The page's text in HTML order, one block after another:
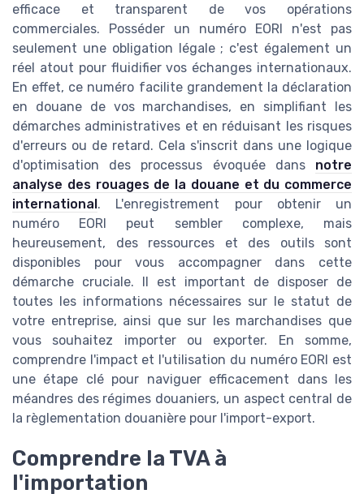
efficace et transparent de vos opérations
commerciales. Posséder un numéro EORI n'est pas
seulement une obligation légale ; c'est également un
réel atout pour fluidifier vos échanges internationaux.
En effet, ce numéro facilite grandement la déclaration
en douane de vos marchandises, en simplifiant les
démarches administratives et en réduisant les risques
d'erreurs ou de retard. Cela s'inscrit dans une logique
d'optimisation des processus évoquée dans notre
analyse des rouages de la douane et du commerce
international. L'enregistrement pour obtenir un
numéro EORI peut sembler complexe, mais
heureusement, des ressources et des outils sont
disponibles pour vous accompagner dans cette
démarche cruciale. Il est important de disposer de
toutes les informations nécessaires sur le statut de
votre entreprise, ainsi que sur les marchandises que
vous souhaitez importer ou exporter. En somme,
comprendre l'impact et l'utilisation du numéro EORI est
une étape clé pour naviguer efficacement dans les
méandres des régimes douaniers, un aspect central de
la règlementation douanière pour l'import-export.
Comprendre la TVA à
l'importation